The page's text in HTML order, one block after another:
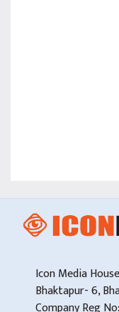
Icon Media
Bhaktapur- 6,